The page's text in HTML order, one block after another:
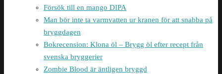
Försök till en mango DIPA
Man bör inte ta varmvatten ur kranen för att snabba på
bryggdagen
Bokrecension: Klona öl – Brygg öl efter recept från
svenska bryggerier
Zombie Blood är äntligen bryggd